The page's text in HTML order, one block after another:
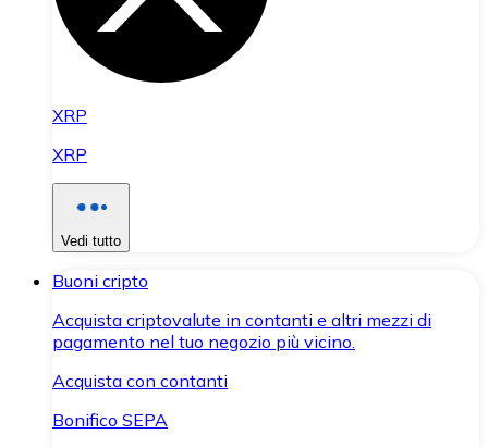
XRP
XRP
Vedi tutto
Buoni cripto
Acquista criptovalute in contanti e altri mezzi di
pagamento nel tuo negozio più vicino.
Acquista con contanti
Bonifico SEPA